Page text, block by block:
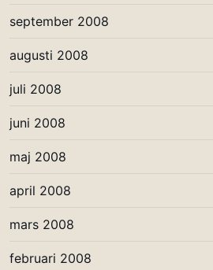
september 2008
augusti 2008
juli 2008
juni 2008
maj 2008
april 2008
mars 2008
februari 2008